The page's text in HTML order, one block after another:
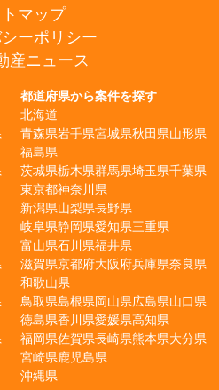
マップ
ーポリシー
産ニュース
都道府県から案件を探す
北海道
青森県岩手県宮城県秋田県山形県
福島県
茨城県栃木県群馬県埼玉県千葉県
東京都神奈川県
新潟県山梨県長野県
岐阜県静岡県愛知県三重県
富山県石川県福井県
滋賀県京都府大阪府兵庫県奈良県
和歌山県
鳥取県島根県岡山県広島県山口県
徳島県香川県愛媛県高知県
福岡県佐賀県長崎県熊本県大分県
宮崎県鹿児島県
沖縄県